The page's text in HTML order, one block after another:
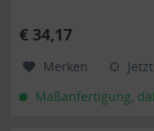
€ 34,17
Merken
Maßanfertigung,